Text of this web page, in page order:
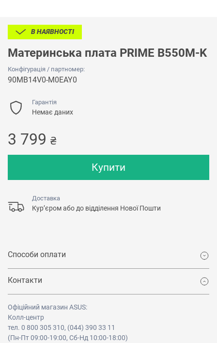
В НАЯВНОСТІ
Материнська плата PRIME B550M-K
Конфігурація / партномер:
90MB14V0-M0EAY0
Гарантія
Немає даних
3 799 ₴
Купити
Доставка
Кур’єром або до відділення Нової Пошти
Способи оплати
Контакти
Офіційний магазин ASUS:
Колл-центр
тел. 0 800 305 310, (044) 390 33 11
(Пн-Пт 09:00-19:00, Сб-Нд 10:00-18:00)